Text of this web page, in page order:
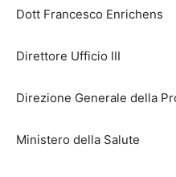
Dott Francesco Enrichens
Direttore Ufficio III
Direzione Generale della
Ministero della Salute